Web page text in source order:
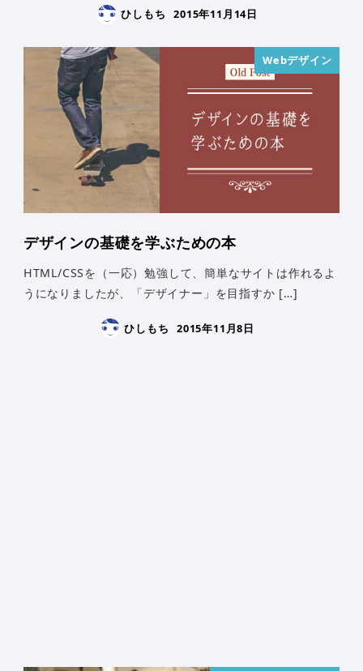
ひしもち 2015年11月14日
Webデザイン
デザインの基礎を学ぶための本
HTML/CSSを（一応）勉強して、簡単なサイトは作れるよ
うになりましたが、「デザイナー」を目指すか […]
ひしもち 2015年11月8日